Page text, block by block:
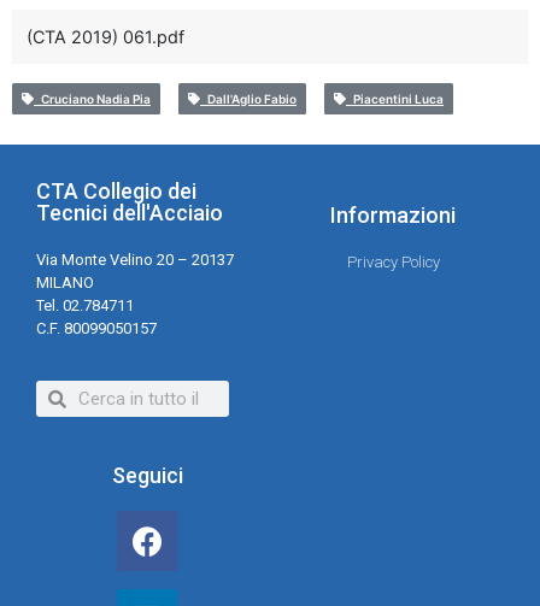
(CTA 2019) 061.pdf
Cruciano Nadia Pia Dall'Aglio Fabio Piacentini Luca
CTA Collegio dei
Tecnici dell'Acciaio
Via Monte Velino 20 – 20137
MILANO
Tel. 02.784711
C.F. 80099050157
Informazioni
Privacy Policy
Seguici